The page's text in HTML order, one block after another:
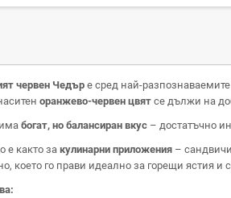
червен Чедър е сред най-
оранжево-червен цвят се дължи на
богат, но балансиран вкус – достатъчно
е както за кулинарни приложения –
което го прави идеално за горещи ястия и